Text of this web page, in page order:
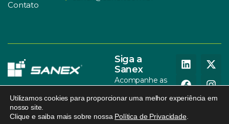
Contato
Siga a
Sanex
Acompanhe as
sociais
© SANEX. Todos os direitos Política de Privacidade
Utilizamos cookies para proporcionar uma melhor experiência em
nosso site.
Clique e saiba mais sobre nossa Política de Privacidade.